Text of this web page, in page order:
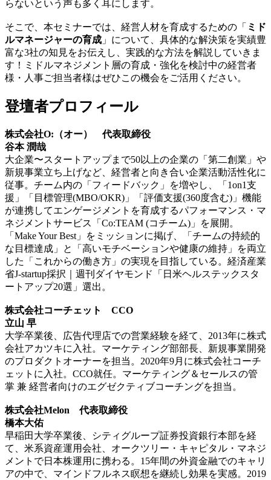
らないという声も多く耳にします。
そこで、本セミナーでは、経営人材を育成するための「 ミド
ルマネージャーの育成 」について、具体的な解決策を実績豊
富な3社の知見をお伝えし、実践的な方法を解説していきま
す！ミドルマネジメント層の育成・強化を検討中の経営者
様・人事ご担当者様はぜひこの機会をご活用ください。
登壇者プロフィール
株式会社O:（オー） 代表取締役
谷本 潤哉
大企業〜スタートアップまで50以上の企業の「第二創業」や
新規事業立ち上げなど、経営者と向き合い企業活動活性化に
従事。チーム内の「フィードバック」を増やし、「1on1支
援」「目標管理(MBO/OKR)」「評価支援(360度含む)」機能
が連携してエンゲージメントを育成するパフォーマンス・マ
ネジメントサービス「Co:TEAM (コチーム)」を展開。
「Make Your Best」をミッションに掲げ、「チームの持続的
な目標達成」と「高いモチベーションや健康の維持」を両立
した「これからの働き方」の実現を目指している。経済産業
省J-startup採択｜週刊ダイヤモンド「日米ヘルステックスタ
ートアップ20選」選出。
株式会社コーチェット CCO
立山 早
大学卒業後、広告代理店での営業経験を経て、2013年に株式
会社アカツキに入社。マーケティング部部長、新規事業開発
のプロダクトオーナーを担当。2020年9月に株式会社コーチ
ェットに入社。CCO就任。マーケティング＆セールスの管
掌 兼 経営者向けのエグゼクティブコーチングを担当。
株式会社Melon 代表取締役
橋本大佑
早稲田大学卒業後、シティグループ証券投資銀行本部を経
て、米系資産運用会社、オークツリー・キャピタル・マネジ
メントで日本株運用に携わる。15年間の外資金融でのキャリ
アの中で、マインドフルネス瞑想を継続し効果を実感。2019